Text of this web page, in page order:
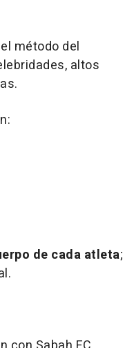
método del
altos
de cada atleta;